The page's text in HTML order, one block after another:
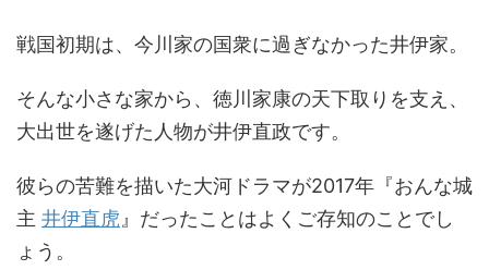
戦国初期は、今川家の国衆に過ぎなかった井伊家。
そんな小さな家から、徳川家康の天下取りを支え、
大出世を遂げた人物が井伊直政です。
彼らの苦難を描いた大河ドラマが2017年『おんな城
主 井伊直虎 』だったことはよくご存知のことでし
ょう。